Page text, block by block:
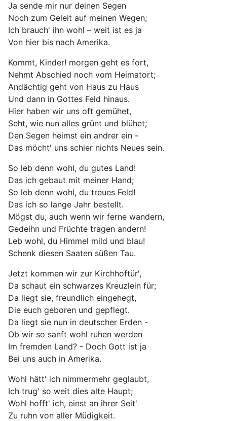
Ja sende mir nur deinen Segen
Noch zum Geleit auf meinen Wegen;
Ich brauch' ihn wohl – weit ist es ja
Von hier bis nach Amerika.
Kommt, Kinder! morgen geht es fort,
Nehmt Abschied noch vom Heimatort;
Andächtig geht von Haus zu Haus
Und dann in Gottes Feld hinaus.
Hier haben wir uns oft gemühet,
Seht, wie nun alles grünt und blühet;
Den Segen heimst ein andrer ein -
Das möcht' uns schier nichts Neues sein.
So leb denn wohl, du gutes Land!
Das ich gebaut mit meiner Hand;
So leb denn wohl, du treues Feld!
Das ich so lange Jahr bestellt.
Mögst du, auch wenn wir ferne wandern,
Gedeihn und Früchte tragen andern!
Leb wohl, du Himmel mild und blau!
Schenk diesen Saaten süßen Tau.
Jetzt kommen wir zur Kirchhoftür',
Da schaut ein schwarzes Kreuzlein für;
Da liegt sie, freundlich eingehegt,
Die euch geboren und gepflegt.
Da liegt sie nun in deutscher Erden -
Ob wir so sanft wohl ruhen werden
Im fremden Land? - Doch Gott ist ja
Bei uns auch in Amerika.
Wohl hätt' ich nimmermehr geglaubt,
Ich trug' so weit dies alte Haupt;
Wohl hofft' ich, einst an ihrer Seit'
Zu ruhn von aller Müdigkeit.